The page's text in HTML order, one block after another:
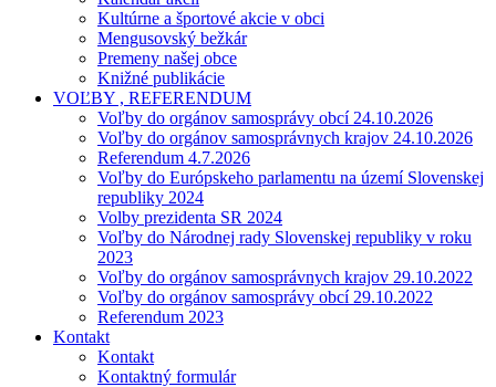
Kultúrne a športové akcie v obci
Mengusovský bežkár
Premeny našej obce
Knižné publikácie
VOĽBY , REFERENDUM
Voľby do orgánov samosprávy obcí 24.10.2026
Voľby do orgánov samosprávnych krajov 24.10.2026
Referendum 4.7.2026
Voľby do Európskeho parlamentu na území Slovenskej
republiky 2024
Volby prezidenta SR 2024
Voľby do Národnej rady Slovenskej republiky v roku
2023
Voľby do orgánov samosprávnych krajov 29.10.2022
Voľby do orgánov samosprávy obcí 29.10.2022
Referendum 2023
Kontakt
Kontakt
Kontaktný formulár